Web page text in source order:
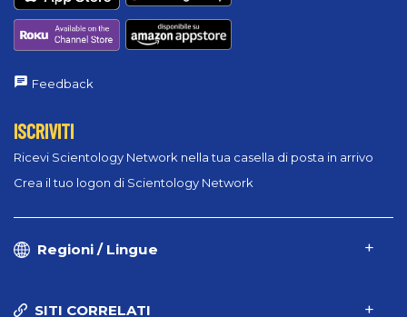
Feedback
ISCRIVITI
Ricevi Scientology Network nella tua casella di posta in arrivo
Crea il tuo logon di Scientology Network
Regioni / Lingue
SITI CORRELATI